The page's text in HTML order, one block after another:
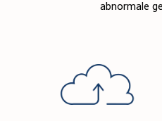
abnormale